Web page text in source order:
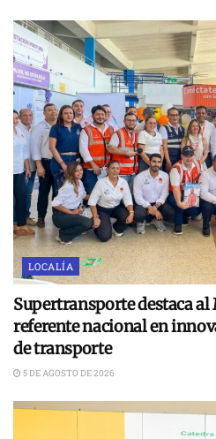
LOCALÍA
Supertransporte destaca
referente nacional en
de transporte
5 DE AGOSTO DE 2026